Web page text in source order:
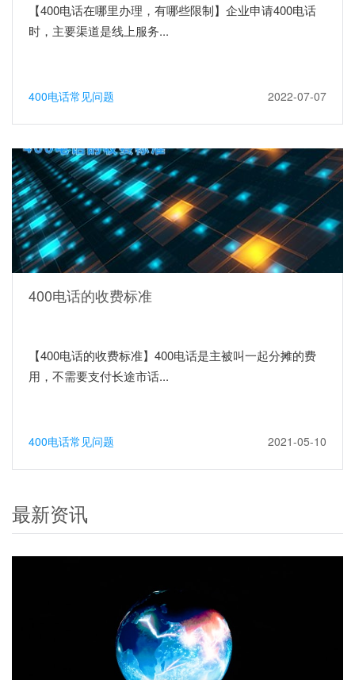
【400电话在哪里办理，有哪些限制】企业申请400电话
时，主要渠道是线上服务...
400电话常见问题 2022-07-07
400电话的收费标准
【400电话的收费标准】400电话是主被叫一起分摊的费
用，不需要支付长途市话...
400电话常见问题 2021-05-10
最新资讯